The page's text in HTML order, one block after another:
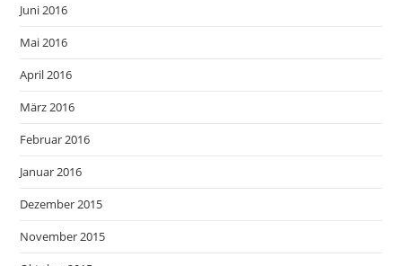
Juni 2016
Mai 2016
April 2016
März 2016
Februar 2016
Januar 2016
Dezember 2015
November 2015